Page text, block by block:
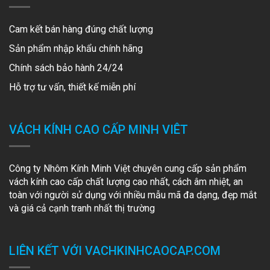
Cam kết bán hàng đúng chất lượng
Sản phẩm nhập khẩu chính hãng
Chính sách bảo hành 24/24
Hỗ trợ tư vấn, thiết kế miễn phí
VÁCH KÍNH CAO CẤP MINH VIÊT
Công ty Nhôm Kính Minh Việt chuyên cung cấp sản phẩm
vách kính cao cấp chất lượng cao nhất, cách âm nhiệt, an
toàn với người sử dụng với nhiều mẫu mã đa dạng, đẹp mắt
và giá cả cạnh tranh nhất thị trường
LIÊN KẾT VỚI VACHKINHCAOCAP.COM